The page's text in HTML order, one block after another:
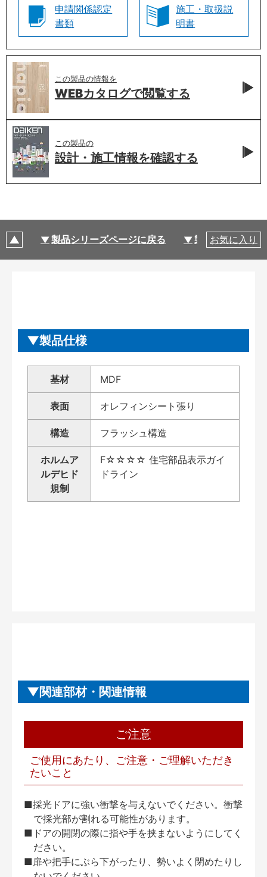
申請関係認定
書類
施工・取扱説
明書
この製品の情報を
WEBカタログで閲覧する
この製品の
設計・施工情報を確認する
製品シリーズページに戻る 製品仕様
お気に入り
製品仕様
基材 MDF
表面 オレフィンシート張り
構造 フラッシュ構造
ホルムア
ルデヒド
規制
F☆☆☆☆ 住宅部品表示ガイ
ドライン
関連部材・関連情報
ご注意
ご使用にあたり、ご注意・ご理解いただき
たいこと
■採光ドアに強い衝撃を与えないでください。衝撃
で採光部が割れる可能性があります。
■ドアの開閉の際に指や手を挟まないようにしてく
ださい。
■扉や把手にぶら下がったり、勢いよく閉めたりし